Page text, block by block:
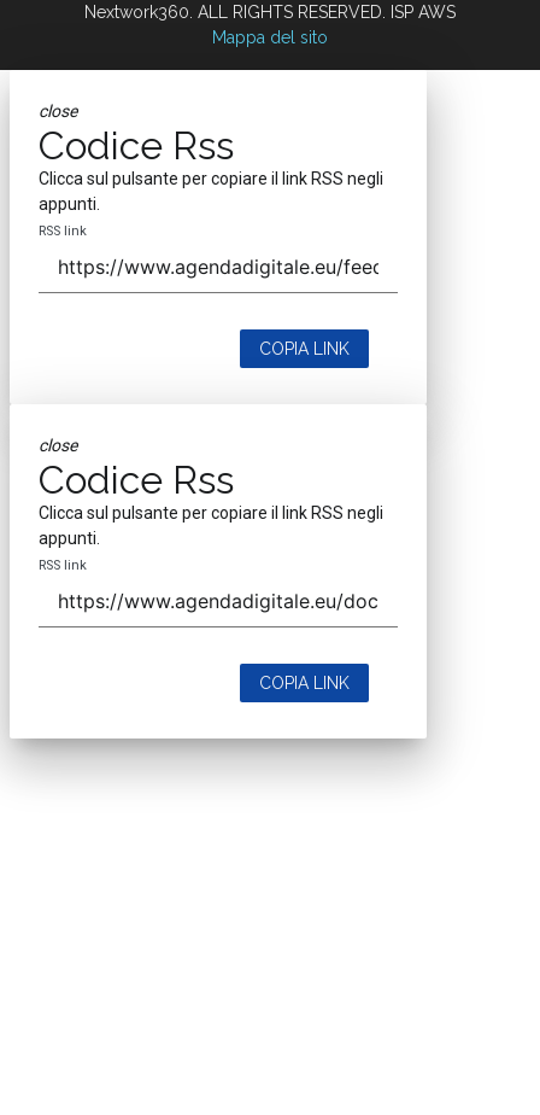
Nextwork360. ALL RIGHTS RESERVED. ISP AWS
Mappa del sito
close
Codice Rss
Clicca sul pulsante per copiare il link RSS negli
appunti.
RSS link
COPIA LINK
close
Codice Rss
Clicca sul pulsante per copiare il link RSS negli
appunti.
RSS link
COPIA LINK